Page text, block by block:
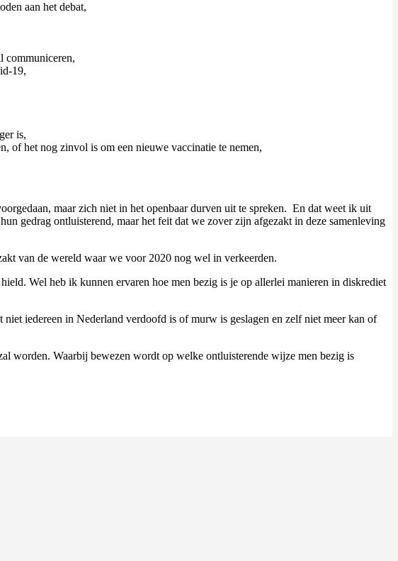
aan het debat,
communiceren,
19,
is,
of het nog zinvol is om een nieuwe vaccinatie te nemen,
maar zich niet in het openbaar durven uit te spreken. En dat weet ik uit
gedrag ontluisterend, maar het feit dat we zover zijn afgezakt in deze samenleving
van de wereld waar we voor 2020 nog wel in verkeerden.
Wel heb ik kunnen ervaren hoe men bezig is je op allerlei manieren in diskrediet
iedereen in Nederland verdoofd is of murw is geslagen en zelf niet meer kan of
worden. Waarbij bewezen wordt op welke ontluisterende wijze men bezig is